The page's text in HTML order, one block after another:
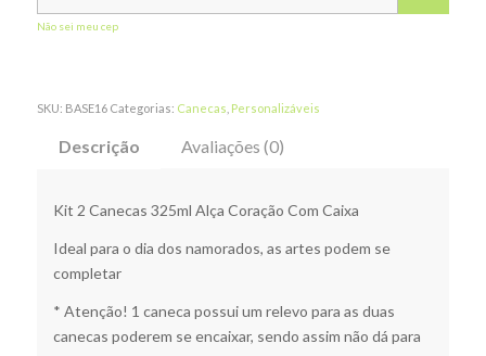
Não sei meu cep
SKU: BASE16 Categorias: Canecas Personalizáveis
Descrição Avaliações (0)
Kit 2 Canecas 325ml Alça Coração Com Caixa
Ideal para o dia dos namorados, as artes podem se
completar
* Atenção! 1 caneca possui um relevo para as duas
canecas poderem se encaixar, sendo assim não dá para